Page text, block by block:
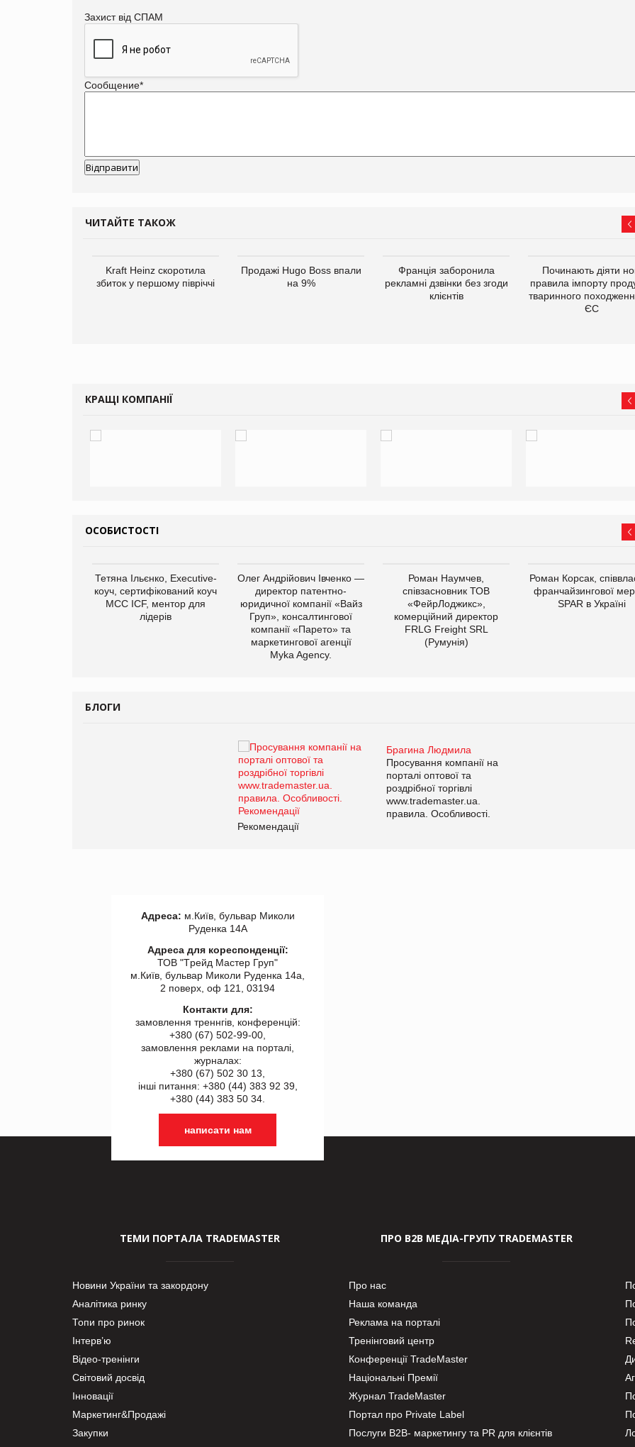
Захист від СПАМ
Сообщение*
ЧИТАЙТЕ ТАКОЖ
Kraft Heinz скоротила
збиток у першому півріччі
Продажі Hugo Boss впали
на 9%
Франція заборонила
рекламні дзвінки без згоди
клієнтів
Починають діяти
правила імпорту
тваринного
ЄС
КРАЩІ КОМПАНІЇ
ОСОБИСТОСТІ
Тетяна Ільєнко, Executive-
коуч, сертифікований коуч
МСС ICF, ментор для
лідерів
Олег Андрійович Івченко —
директор патентно-
юридичної компанії «Вайз
Груп», консалтингової
компанії «Парето» та
маркетингової агенції
Myka Agency.
Роман Наумчев,
співзасновник ТОВ
«ФейрЛоджикс»,
комерційний директор
FRLG Freight SRL
(Румунія)
Роман Корсак,
франчайзингової
SPAR в Україні
БЛОГИ
Брагина Людмила
Просування компанії на
порталі оптової та
роздрібної торгівлі
www.trademaster.ua.
правила. Особливості.
Рекомендації
Адреса: м.Київ, бульвар Миколи
Руденка 14А
Адреса для кореспонденції:
ТОВ "Tрейд Мастер Груп"
м.Київ, бульвар Миколи Руденка 14а,
2 поверх, оф 121, 03194
Контакти для:
замовлення треннгів, конференцій:
+380 (67) 502-99-00,
замовлення реклами на порталі,
журналах:
+380 (67) 502 30 13,
інші питання: +380 (44) 383 92 39,
+380 (44) 383 50 34.
написати нам
ТЕМИ ПОРТАЛА TRADEMASTER
Новини України та закордону
Аналітика ринку
Топи про ринок
Інтерв’ю
Відео-тренінги
Світовий досвід
Інновації
Маркетинг&Продажі
Закупки
ПРО В2В МЕДІА-ГРУПУ TRADEMASTER
Про нас
Наша команда
Реклама на порталі
Тренінговий центр
Конференції TradeMaster
Національні Премії
Журнал TradeMaster
Портал про Private Label
Послуги В2В- маркетингу та PR для клієнтів